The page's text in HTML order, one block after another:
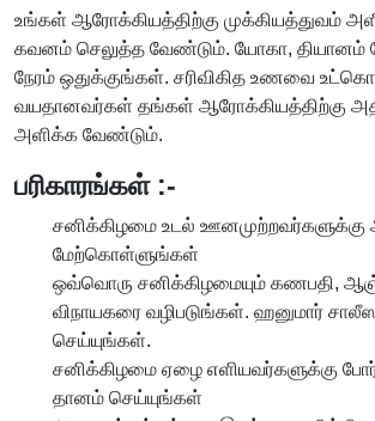
உங்கள் ஆரோக்கியத்திற்கு முக்கியத்துவம்
கவனம் செலுத்த வேண்டும். யோகா, தியானம்
நேரம் ஒதுக்குங்கள். சரிவிகித உணவை
வயதானவர்கள் தங்கள் ஆரோக்கியத்திற்கு
அளிக்க வேண்டும்.
பரிகாரங்கள் :-
சனிக்கிழமை உடல்
மேற்கொள்ளுங்கள்
ஒவ்வொரு சனிக்கிழமையும் கணபதி,
விநாயகரை வழிபடுங்கள். ஹனுமார்
செய்யுங்கள்.
சனிக்கிழமை ஏழை எளியவர்களுக்கு
தானம் செய்யுங்கள்